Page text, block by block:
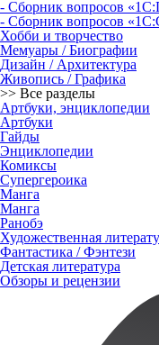
- Сборник вопросов
- Сборник вопросов
Хобби и творчество
Мемуары / Биографии
Дизайн / Архитектура
Живопись / Графика
>> Все разделы
Артбуки, энциклопедии
Артбуки
Гайды
Энциклопедии
Комиксы
Супергероика
Манга
Манга
Ранобэ
Художественная
Фантастика / Фэнтези
Детская литература
Обзоры и рецензии